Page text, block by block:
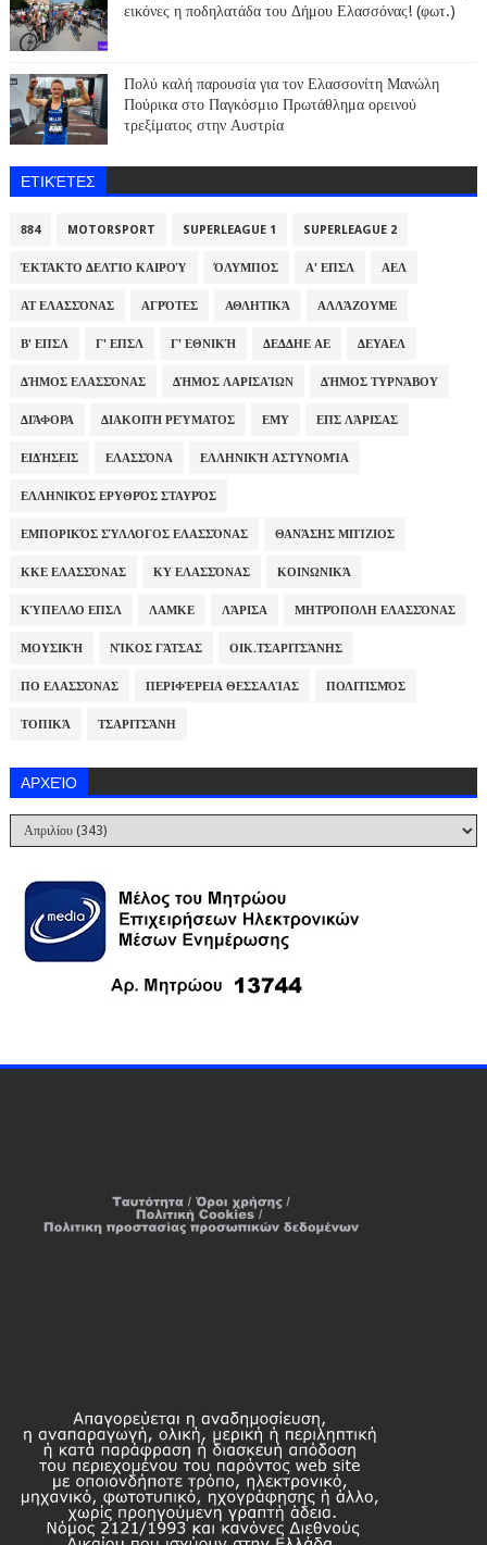
εικόνες η ποδηλατάδα του Δήμου Ελασσόνας! (φωτ.)
Πολύ καλή παρουσία για τον Ελασσονίτη Μανώλη
Πούρικα στο Παγκόσμιο Πρωτάθλημα ορεινού
τρεξίματος στην Αυστρία
ΕΤΙΚΈΤΕΣ
884 MOTORSPORT SUPERLEAGUE 1 SUPERLEAGUE 2
ΈΚΤΑΚΤΟ ΔΕΛΤΊΟ ΚΑΙΡΟΎ ΌΛΥΜΠΟΣ Α' ΕΠΣΛ ΑΕΛ
ΑΤ ΕΛΑΣΣΌΝΑΣ ΑΓΡΌΤΕΣ ΑΘΛΗΤΙΚΆ ΑΛΛΆΖΟΥΜΕ
Β' ΕΠΣΛ Γ' ΕΠΣΛ Γ' ΕΘΝΙΚΉ ΔΕΔΔΗΕ ΑΕ ΔΕΥΑΕΛ
ΔΉΜΟΣ ΕΛΑΣΣΌΝΑΣ ΔΉΜΟΣ ΛΑΡΙΣΑΊΩΝ ΔΉΜΟΣ ΤΥΡΝΆΒΟΥ
ΔΙΆΦΟΡΑ ΔΙΑΚΟΠΉ ΡΕΎΜΑΤΟΣ ΕΜΥ ΕΠΣ ΛΆΡΙΣΑΣ
ΕΙΔΉΣΕΙΣ ΕΛΑΣΣΌΝΑ ΕΛΛΗΝΙΚΉ ΑΣΤΥΝΟΜΊΑ
ΕΛΛΗΝΙΚΌΣ ΕΡΥΘΡΌΣ ΣΤΑΥΡΌΣ
ΕΜΠΟΡΙΚΌΣ ΣΎΛΛΟΓΟΣ ΕΛΑΣΣΌΝΑΣ ΘΑΝΆΣΗΣ ΜΠΊΖΙΟΣ
ΚΚΕ ΕΛΑΣΣΌΝΑΣ ΚΥ ΕΛΑΣΣΌΝΑΣ ΚΟΙΝΩΝΙΚΆ
ΚΎΠΕΛΛΟ ΕΠΣΛ ΛΑΜΚΕ ΛΆΡΙΣΑ ΜΗΤΡΌΠΟΛΗ ΕΛΑΣΣΌΝΑΣ
ΜΟΥΣΙΚΉ ΝΊΚΟΣ ΓΆΤΣΑΣ ΟΙΚ.ΤΣΑΡΙΤΣΆΝΗΣ
ΠΟ ΕΛΑΣΣΌΝΑΣ ΠΕΡΙΦΈΡΕΙΑ ΘΕΣΣΑΛΊΑΣ ΠΟΛΙΤΙΣΜΌΣ
ΤΟΠΙΚΆ ΤΣΑΡΙΤΣΆΝΗ
ΑΡΧΕΊΟ